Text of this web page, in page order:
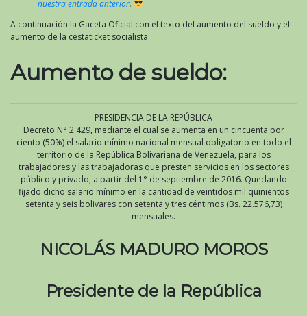
nuestra entrada anterior.
A continuación la Gaceta Oficial con el texto del aumento del sueldo y el
aumento de la cestaticket socialista.
Aumento de sueldo:
PRESIDENCIA DE LA REPÚBLICA
Decreto N° 2.429, mediante el cual se aumenta en un cincuenta por
ciento (50%) el salario mínimo nacional mensual obligatorio en todo el
territorio de la República Bolivariana de Venezuela, para los
trabajadores y las trabajadoras que presten servicios en los sectores
público y privado, a partir del 1° de septiembre de 2016. Quedando
fijado dicho salario mínimo en la cantidad de veintidos mil quinientos
setenta y seis bolivares con setenta y tres céntimos (Bs. 22.576,73)
mensuales.
NICOLÁS MADURO MOROS
Presidente de la República